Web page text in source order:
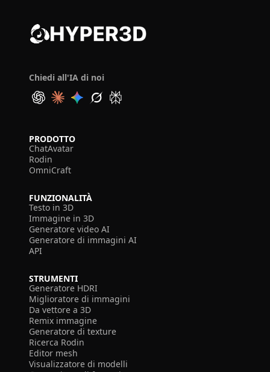
Chiedi all'IA di noi
PRODOTTO
ChatAvatar
Rodin
OmniCraft
FUNZIONALITÀ
Testo in 3D
Immagine in 3D
Generatore video AI
Generatore di immagini AI
API
STRUMENTI
Generatore HDRI
Miglioratore di immagini
Da vettore a 3D
Remix immagine
Generatore di texture
Ricerca Rodin
Editor mesh
Visualizzatore di modelli